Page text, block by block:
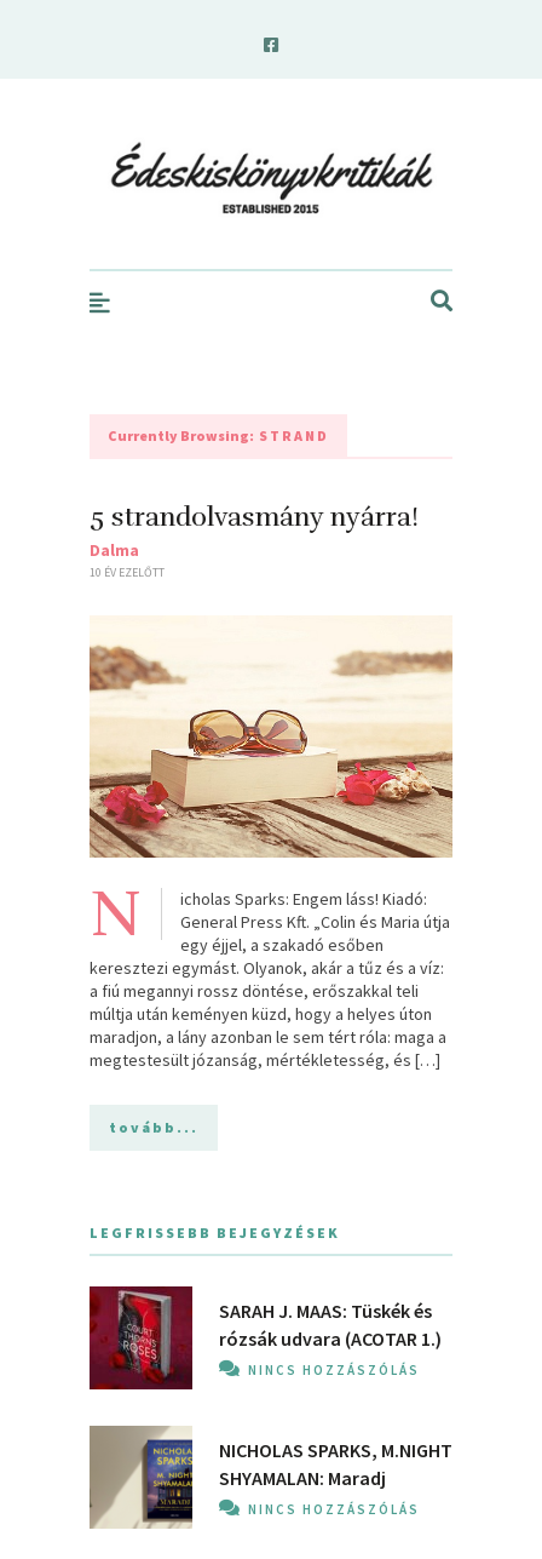
Currently Browsing: STRAND
5 strandolvasmány nyárra!
Dalma
10 ÉV EZELŐTT
N
icholas Sparks: Engem láss! Kiadó:
General Press Kft. „Colin és Maria útja
egy éjjel, a szakadó esőben
keresztezi egymást. Olyanok, akár a tűz és a víz:
a fiú megannyi rossz döntése, erőszakkal teli
múltja után keményen küzd, hogy a helyes úton
maradjon, a lány azonban le sem tért róla: maga a
megtestesült józanság, mértékletesség, és […]
tovább...
LEGFRISSEBB BEJEGYZÉSEK
SARAH J. MAAS: Tüskék és
rózsák udvara (ACOTAR 1.)
NINCS HOZZÁSZÓLÁS
NICHOLAS SPARKS, M.NIGHT
SHYAMALAN: Maradj
NINCS HOZZÁSZÓLÁS